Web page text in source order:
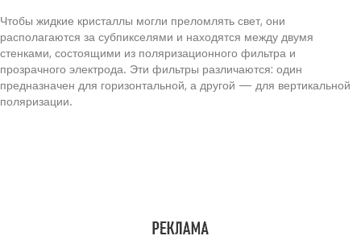
Чтобы жидкие кристаллы могли преломлять свет, они
располагаются за субпикселями и находятся между двумя
стенками, состоящими из поляризационного фильтра и
прозрачного электрода. Эти фильтры различаются: один
предназначен для горизонтальной, а другой — для вертикальной
поляризации.